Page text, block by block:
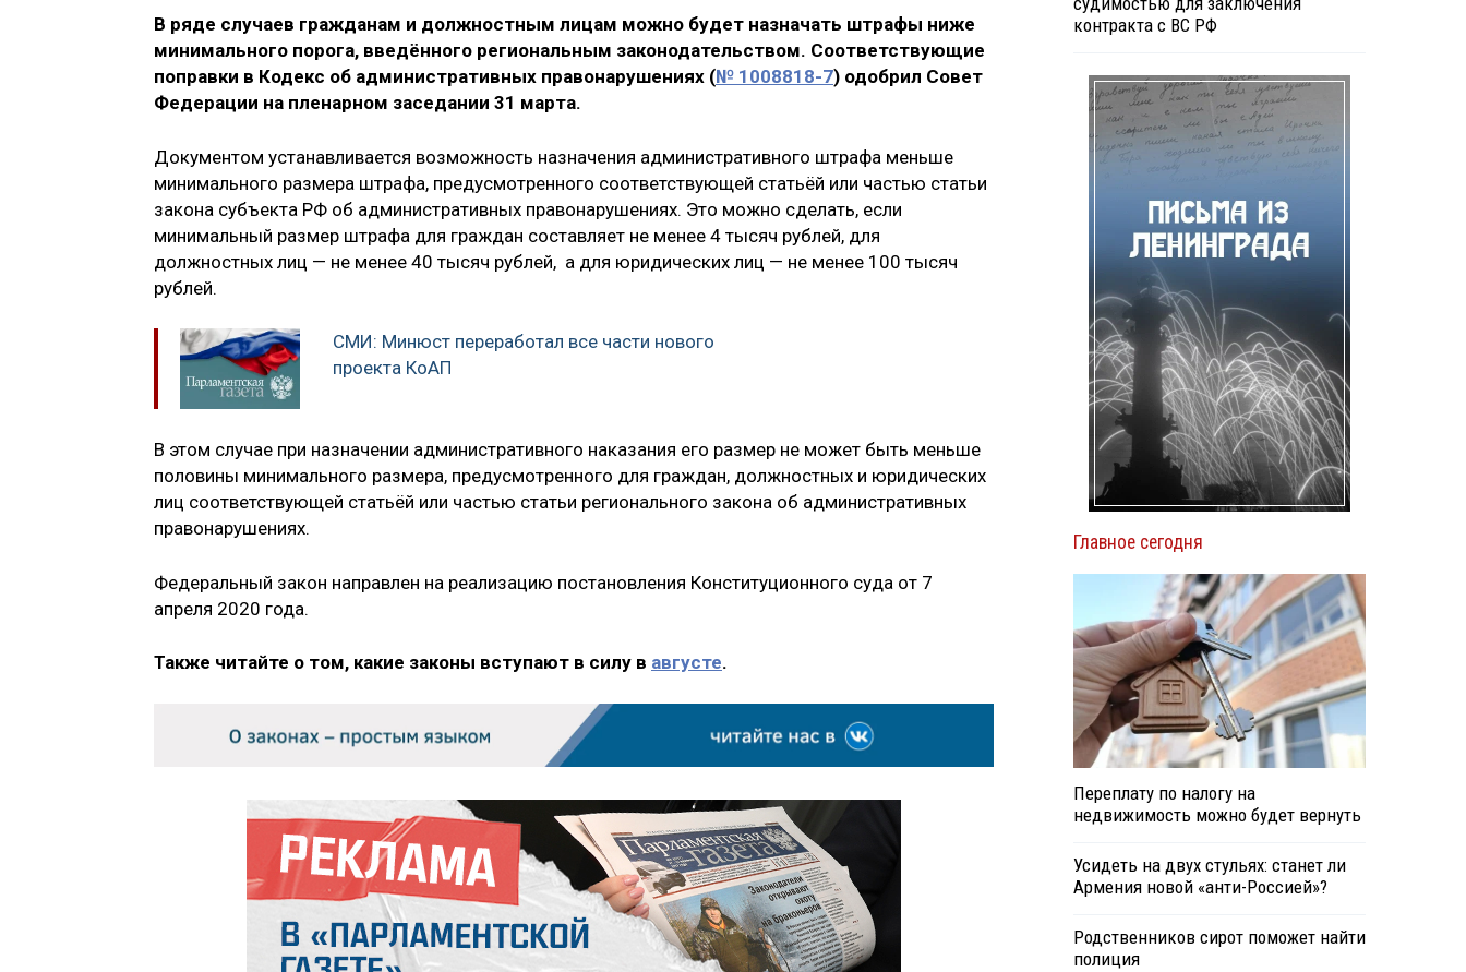
В ряде случаев гражданам и должностным лицам можно будет назначать штрафы ниже
минимального порога, введённого региональным законодательством. Соответствующие
поправки в Кодекс об административных правонарушениях (№ 1008818-7) одобрил Совет
Федерации на пленарном заседании 31 марта.
Документом устанавливается возможность назначения административного штрафа меньше
минимального размера штрафа, предусмотренного соответствующей статьёй или частью статьи
закона субъекта РФ об административных правонарушениях. Это можно сделать, если
минимальный размер штрафа для граждан составляет не менее 4 тысяч рублей, для
должностных лиц — не менее 40 тысяч рублей, а для юридических лиц — не менее 100 тысяч
рублей.
СМИ: Минюст переработал все части нового
проекта КоАП
В этом случае при назначении административного наказания его размер не может быть меньше
половины минимального размера, предусмотренного для граждан, должностных и юридических
лиц соответствующей статьёй или частью статьи регионального закона об административных
правонарушениях.
Федеральный закон направлен на реализацию постановления Конституционного суда от 7
апреля 2020 года.
Также читайте о том, какие законы вступают в силу в августе.
контракта с ВС РФ
Главное сегодня
Переплату по налогу на
недвижимость можно будет вернуть
Усидеть на двух стульях: станет ли
Армения новой «анти-Россией»?
Родственников сирот поможет найти
полиция